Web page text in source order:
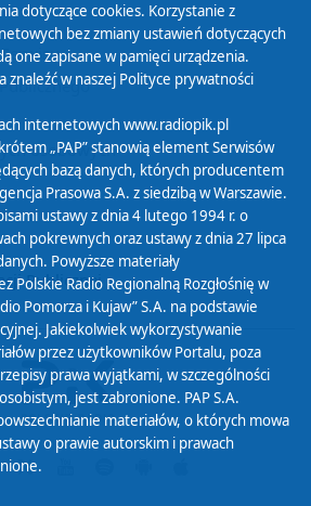
osobowych
Publicznej
dotyczące cookies. Korzystanie z
bez zmiany ustawień dotyczących
one zapisane w pamięci urządzenia.
znaleźć w naszej Polityce prywatności
internetowych www.radiopik.pl
„PAP” stanowią element Serwisów
bazą danych, których producentem
Prasowa S.A. z siedzibą w Warszawie.
ustawy z dnia 4 lutego 1994 r. o
pokrewnych oraz ustawy z dnia 27 lipca
Powyższe materiały
Polskie Radio Regionalną Rozgłośnię w
Pomorza i Kujaw” S.A. na podstawie
Jakiekolwiek wykorzystywanie
przez użytkowników Portalu, poza
prawa wyjątkami, w szczególności
jest zabronione. PAP S.A.
materiałów, o których mowa
o prawie autorskim i prawach